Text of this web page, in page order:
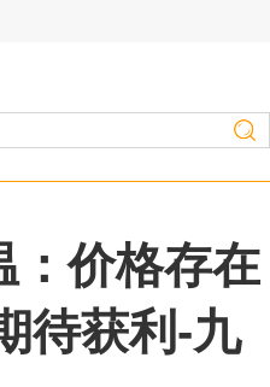
：价格存在
待获利-九